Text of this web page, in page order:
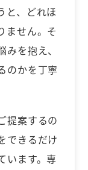
と、どれほ
ません。そ
を抱え、
のかを丁寧
提案するの
できるだけ
います。専